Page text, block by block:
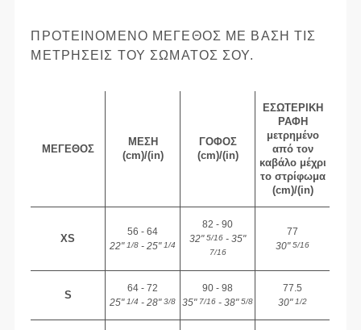
ΠΡΟΤΕΙΝΌΜΕΝΟ ΜΈΓΕΘΟΣ ΜΕ ΒΆΣΗ ΤΙΣ
ΜΕΤΡΉΣΕΙΣ ΤΟΥ ΣΏΜΑΤΌΣ ΣΟΥ.
ΜΈΓΕΘΟΣ
ΜΈΣΗ
(cm)/(in)
ΓΟΦΌΣ
(cm)/(in)
ΕΣΩΤΕΡΙΚΉ
ΡΑΦΉ
μετρημένο
από τον
καβάλο μέχρι
το στρίφωμα
(cm)/(in)
XS
56 - 64
22"1/8 - 25"1/4
82 - 90
32"5/16 - 35"
7/16
77
30"5/16
S
64 - 72
25"1/4 - 28"3/8
90 - 98
35"7/16 - 38"5/8
77.5
30"1/2